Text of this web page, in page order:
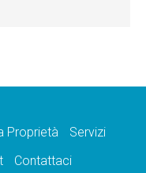
Proprietà
Servizi
Contattaci